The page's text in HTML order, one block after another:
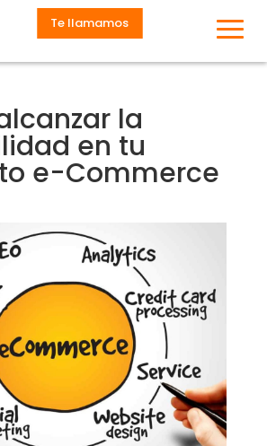
Te llamamos
la
en tu
e-Commerce